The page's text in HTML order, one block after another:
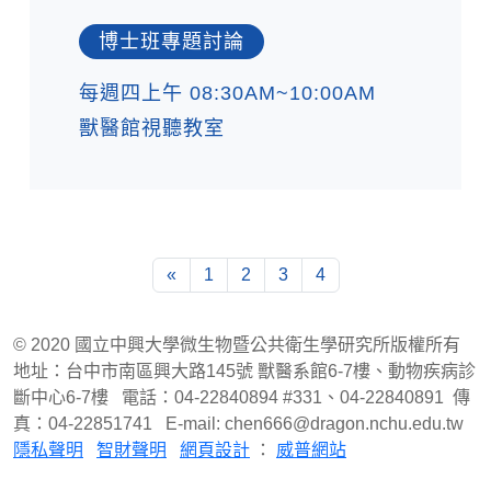
博士班專題討論
每週四上午 08:30AM~10:00AM
獸醫館視聽教室
« 1 2 3 4
© 2020 國立中興大學微生物暨公共衛生學研究所版權所有
地址：台中市南區興大路145號 獸醫系館6-7樓、動物疾病診
斷中心6-7樓 電話：04-22840894 #331、04-22840891 傳
真：04-22851741 E-mail: chen666@dragon.nchu.edu.tw
隱私聲明
智財聲明 網頁設計 ： 威普網站